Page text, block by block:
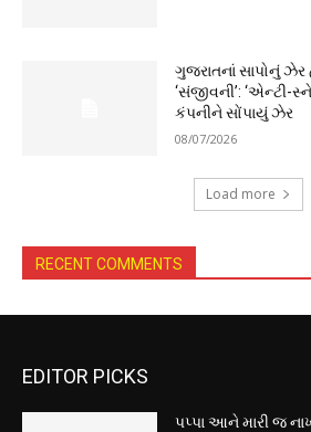
ગુજરાતનાં સાપોનું
‘સંજીવની’: ‘એન્ટી-
કંપનીને સોંપાયું ઝેર
08/07/2026
Load more
RECENT COMMENTS
EDITOR PICKS
પપ્પા આને મારી જ